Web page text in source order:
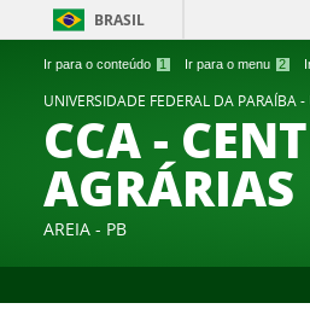
Ir para o conteúdo 1 Ir para o menu 2
BRASIL
UNIVERSIDADE FEDERAL DA PARAÍBA -
CCA -
AGRÁRIAS
AREIA - PB